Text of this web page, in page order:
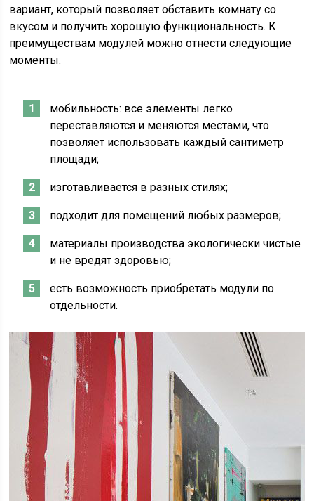
вариант, который позволяет обставить комнату со
вкусом и получить хорошую функциональность. К
преимуществам модулей можно отнести следующие
моменты:
мобильность: все элементы легко
переставляются и меняются местами, что
позволяет использовать каждый сантиметр
площади;
изготавливается в разных стилях;
подходит для помещений любых размеров;
материалы производства экологически чистые
и не вредят здоровью;
есть возможность приобретать модули по
отдельности.